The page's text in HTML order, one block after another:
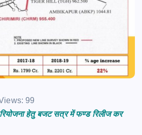
99
हेतु बजट सत्र में फण्ड रिलीज कर